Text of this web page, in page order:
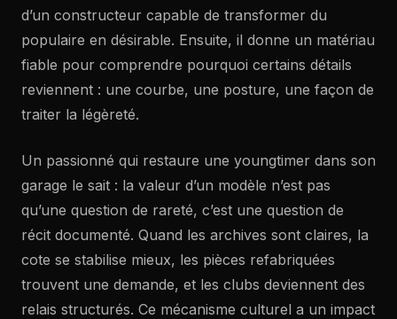
d’un constructeur capable de transformer du
populaire en désirable. Ensuite, il donne un matériau
fiable pour comprendre pourquoi certains détails
reviennent : une courbe, une posture, une façon de
traiter la légèreté.
Un passionné qui restaure une youngtimer dans son
garage le sait : la valeur d’un modèle n’est pas
qu’une question de rareté, c’est une question de
récit documenté. Quand les archives sont claires, la
cote se stabilise mieux, les pièces refabriquées
trouvent une demande, et les clubs deviennent des
relais structurés. Ce mécanisme culturel a un impact